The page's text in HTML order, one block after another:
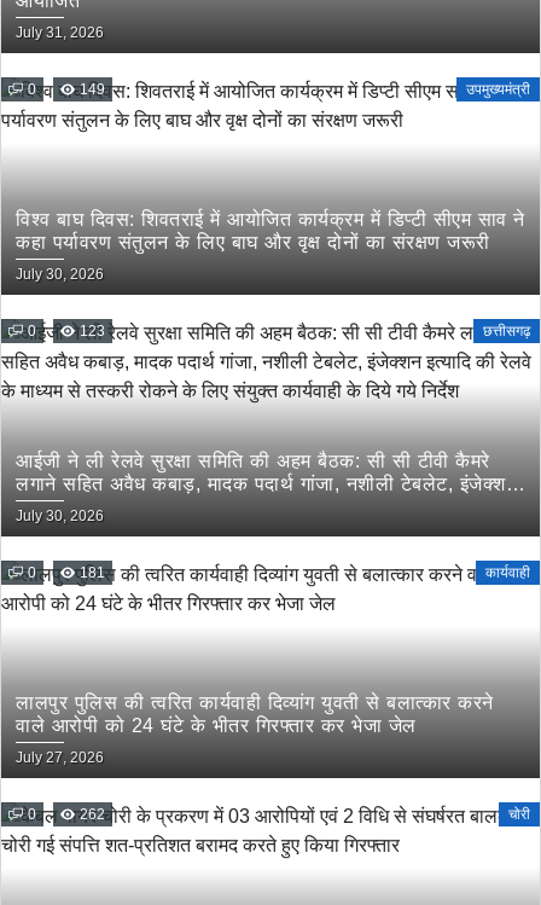
July 31, 2026
0 149 उपमुख्यमंत्री
विश्व बाघ दिवस: शिवतराई में आयोजित कार्यक्रम में डिप्टी सीएम साव ने
कहा पर्यावरण संतुलन के लिए बाघ और वृक्ष दोनों का संरक्षण जरूरी
July 30, 2026
0 123 छत्तीसगढ़
आईजी ने ली रेलवे सुरक्षा समिति की अहम बैठक: सी सी टीवी कैमरे
लगाने सहित अवैध कबाड़, मादक पदार्थ गांजा, नशीली टेबलेट, इंजेक्शन
इत्यादि की रेलवे के माध्यम से तस्करी रोकने के लिए संयुक्त कार्यवाही
के दिये गये निर्देश
July 30, 2026
0 181 कार्यवाही
लालपुर पुलिस की त्वरित कार्यवाही दिव्यांग युवती से बलात्कार करने
वाले आरोपी को 24 घंटे के भीतर गिरफ्तार कर भेजा जेल
July 27, 2026
0 262 चोरी